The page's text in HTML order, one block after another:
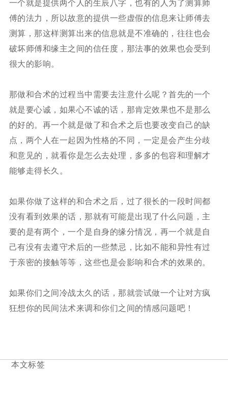
一个就是提供两个人的生辰八字，也有的人为了测算师
傅的法力，所以故意的提供一些虚假的信息来让师傅去
测算，那这样测算出来的信息就是不准确的，往往也会
破坏师傅和缘主之间的信任度，那法事的效果也会受到
很大的影响。
那做和合术的过程当中需要去注意什么呢？首先的一个
就是要心诚，如果心不诚的话，那肯定效果也不是那么
的好的。再一个就是做了和合术之后也要改变自己的缺
点，两个人在一起因为性格的不同，一定是会产生分歧
和意见的，就看你是怎么去处理，多多的包容和理解才
能够走得长久。
如果你做了这样的和合术之后，过了很长的一段时间都
没有看到效果的话，那就有可能是出现了什么问题，主
要的是有两个，一个是自身的缘分情况，再一个就是自
己有没有去遵守术后的一些禁忌，比如不能和异性有过
于亲密的接触等等，这些也是会影响和合术的效果的。
如果你们之间冷战太久的话，那就尝试做一个让对方疯
狂想你的民间法术来调和你们之间的情感问题吧！
本文标签